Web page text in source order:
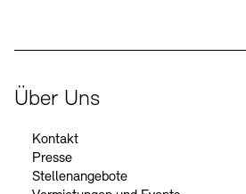
Über Uns
Kontakt
Presse
Stellenangebote